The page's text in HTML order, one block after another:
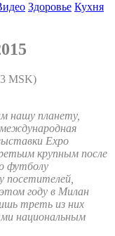
Здоровье Кухня
MSK)
нашу планету,
Expo
крупным после
футболу
посетителей,
году в Милан
треть из них
национальным